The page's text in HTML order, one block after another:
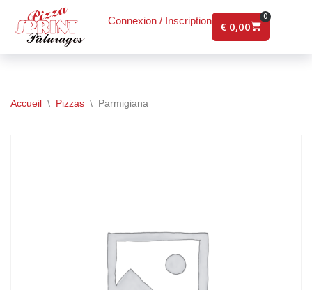
Aller
au
Connexion / Inscription € 0,00
0
Accueil \ Pizzas \ Parmigiana